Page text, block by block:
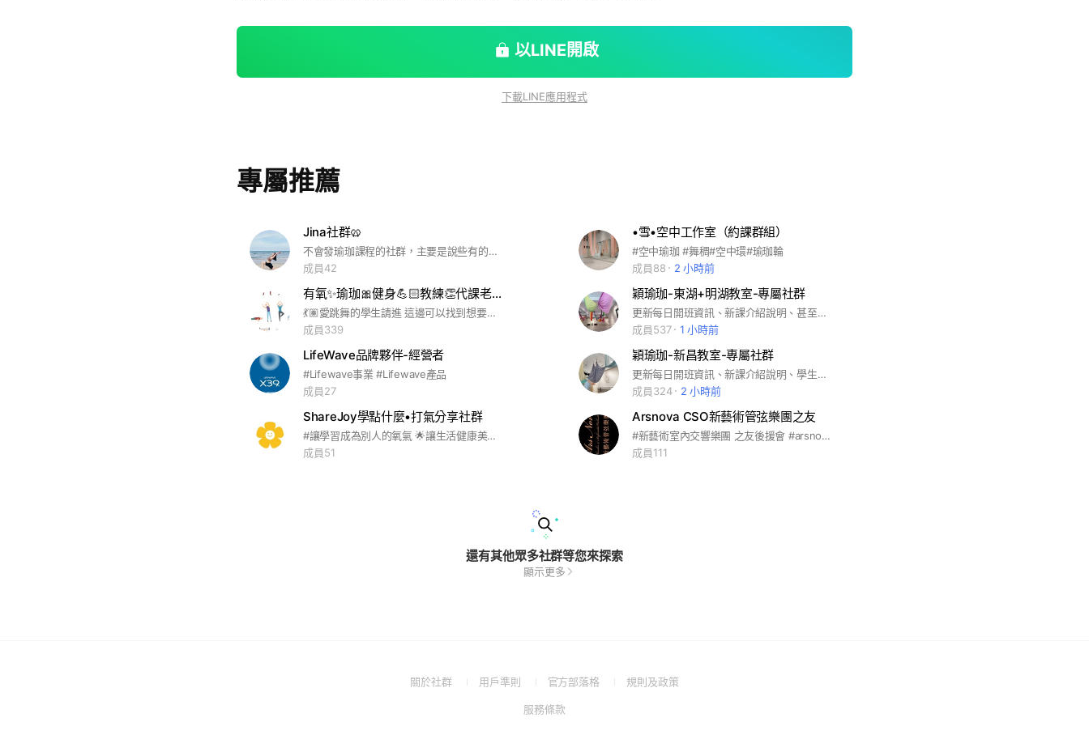
以LINE開啟
下載LINE應用程式
專屬推薦
Jina社群🥨
不會發瑜珈課程的社群，主要是說些有的沒的，歡迎聊聊☺️
成員42
•雪•空中工作室（約課群組）
#空中瑜珈 #舞稠#空中環#瑜珈輪
成員88
2 小時前
有氧✨瑜珈🎀健身💪🏻教練👏代課老師🎀北部版
💃🏽愛跳舞的學生請進 這邊可以找到想要的類型 💃🏽舞蹈老師請進 這邊可以找到你想要找的學員 💃🏽可以po私人的舞蹈或訓練課程宣傳👏👏👏 💃🏽可以在這邊找代課老師 💪🏻愛運動 💪🏻愛健身 🎀不想去健身房的 🎀不想被綁約的 也都歡迎喔👏 🚫請勿強迫推銷喔 各種風格都歡迎加入👏 #有氧舞蹈 #Zumba #瑜伽 #Belly #Dance #教練 #健身 #運動 #燃脂 #肌耐力 #樂齡 #幼兒 #團體 #私人 #課程 #小班制 #一對一教學
成員339
穎瑜珈-東湖+明湖教室-專屬社群
更新每日開班資訊、新課介紹說明、甚至是揪團團購方案 😍
成員537
1 小時前
LifeWave品牌夥伴-經營者
#Lifewave事業 #Lifewave產品
成員27
穎瑜珈-新昌教室-專屬社群
更新每日開班資訊、新課介紹說明、學生也可以在此揪人團購方案 😍
成員324
2 小時前
ShareJoy學點什麼•打氣分享社群
#讓學習成為別人的氧氣 🌟讓生活健康美好 🌟每週四晚上瑜珈常態課 🌟不定期的工作坊 🌟免費公益活動
成員51
Arsnova CSO新藝術管弦樂團之友
#新藝術室內交響樂團 之友後援會 #arsnova_cso_freinds
成員111
還有其他眾多社群等您來探索
顯示更多
關於社群
(Open用戶準則
(Open
a
官方部落格
(Open規則及政策(Open
服務條款(Open